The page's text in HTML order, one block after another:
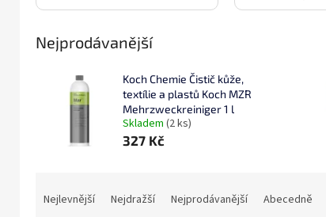
Nejprodávanější
Koch Chemie Čistič kůže,
textílie a plastů Koch MZR
Mehrzweckreiniger 1 l
Skladem(2 ks)
327 Kč
aNejlevnější Nejdražší Nejprodávanější Abecedně